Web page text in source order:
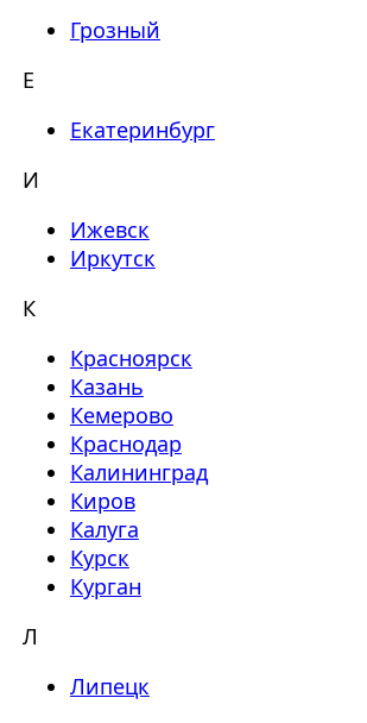
Грозный
Е
Екатеринбург
И
Ижевск
Иркутск
К
Красноярск
Казань
Кемерово
Краснодар
Калининград
Киров
Калуга
Курск
Курган
Л
Липецк